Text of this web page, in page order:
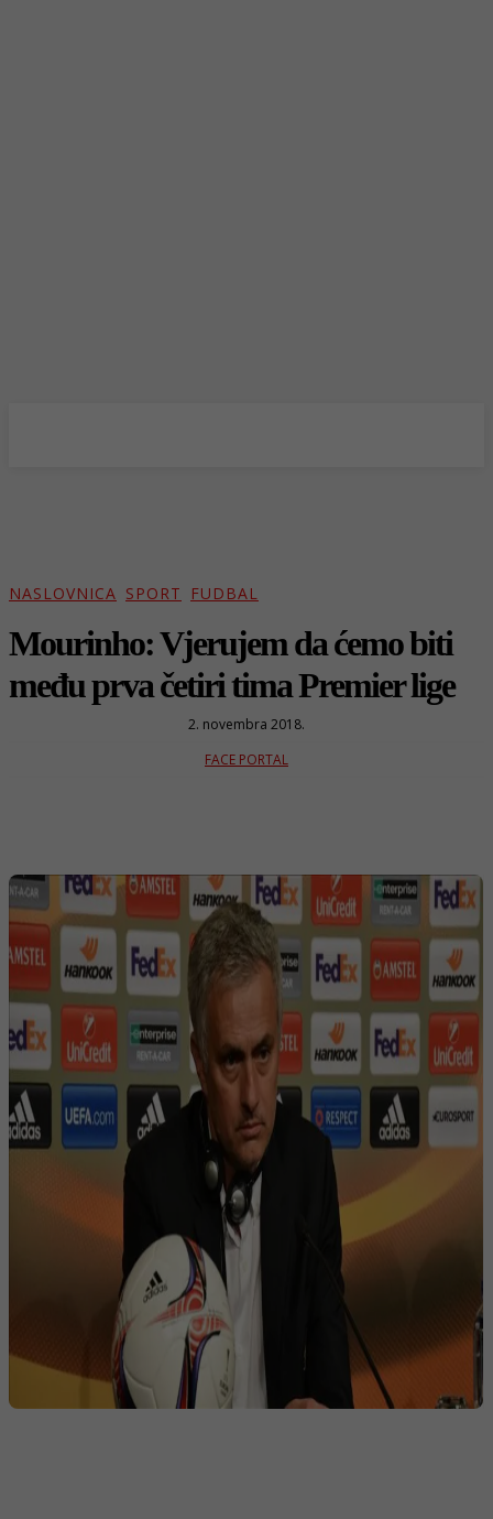
NASLOVNICA SPORT FUDBAL
Mourinho: Vjerujem da ćemo biti
među prva četiri tima Premier lige
2. novembra 2018.
FACE PORTAL